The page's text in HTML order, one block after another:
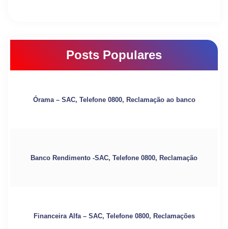
Posts Populares
Órama – SAC, Telefone 0800, Reclamação ao banco
Banco Rendimento -SAC, Telefone 0800, Reclamação
Financeira Alfa – SAC, Telefone 0800, Reclamações